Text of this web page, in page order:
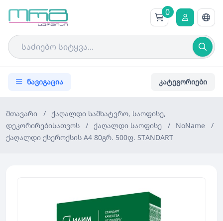
0
ნავიგაცია კატეგორიები
მთავარი /
ქაღალდი სამხატვრო, საოფისე,
დეკორირებისათვოს
/ ქაღალდი საოფისე / NoName
/
ქაღალდი ქსეროქსის A4 80გრ. 500ფ. STANDART